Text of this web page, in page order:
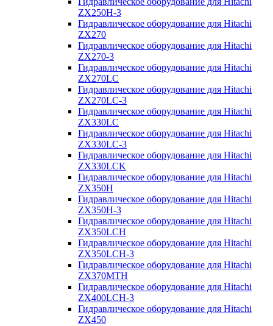
ZX250Н-3
Гидравлическое оборудование для Hitachi
ZX270
Гидравлическое оборудование для Hitachi
ZX270-3
Гидравлическое оборудование для Hitachi
ZX270LC
Гидравлическое оборудование для Hitachi
ZX270LC-3
Гидравлическое оборудование для Hitachi
ZX330LC
Гидравлическое оборудование для Hitachi
ZX330LC-3
Гидравлическое оборудование для Hitachi
ZX330LCK
Гидравлическое оборудование для Hitachi
ZX350H
Гидравлическое оборудование для Hitachi
ZX350H-3
Гидравлическое оборудование для Hitachi
ZX350LCH
Гидравлическое оборудование для Hitachi
ZX350LCH-3
Гидравлическое оборудование для Hitachi
ZX370MTH
Гидравлическое оборудование для Hitachi
ZX400LCH-3
Гидравлическое оборудование для Hitachi
ZX450